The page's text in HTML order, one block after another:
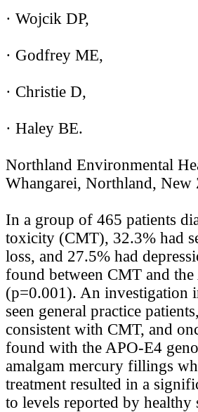
· Wojcik DP,
· Godfrey ME,
· Christie D,
· Haley BE.
Northland Environmental
Whangarei, Northland, New
In a group of 465 patients
toxicity (CMT), 32.3% had
loss, and 27.5% had
found between CMT and
(p=0.001). An investigation
seen general practice
consistent with CMT, and
found with the APO-E4
amalgam mercury fillings
treatment resulted in a
to levels reported by healthy